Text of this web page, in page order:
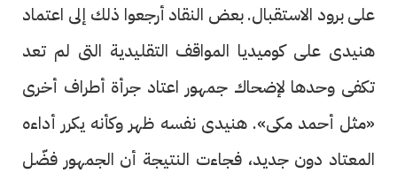
على برود الاستقبال. بعض النقاد أرجعوا ذلك إلى اعتماد
هنيدى على كوميديا المواقف التقليدية التى لم تعد
تكفى وحدها لإضحاك جمهور اعتاد جرأة أطراف أخرى
«مثل أحمد مكى». هنيدى نفسه ظهر وكأنه يكرر أداءه
المعتاد دون جديد، فجاءت النتيجة أن الجمهور فضّل